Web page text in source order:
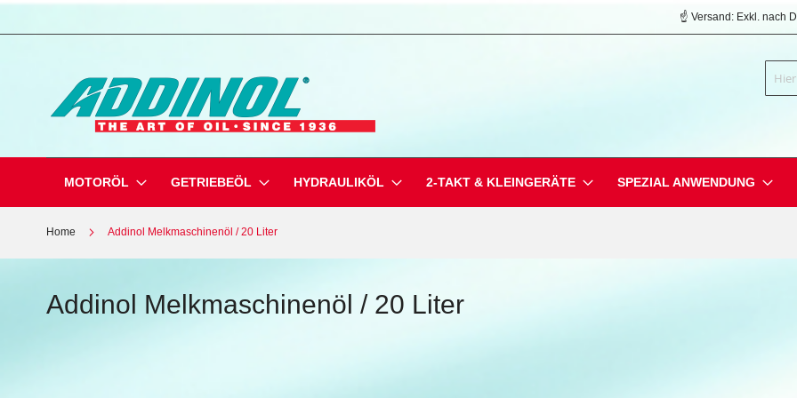
zum
☝️ Versand: Exkl. nach
MOTORÖL GETRIEBEÖL HYDRAULIKÖL 2-TAKT & KLEINGERÄTE SPEZIAL ANWENDUNG
Home Addinol Melkmaschinenöl / 20 Liter
Addinol Melkmaschinenöl / 20 Liter